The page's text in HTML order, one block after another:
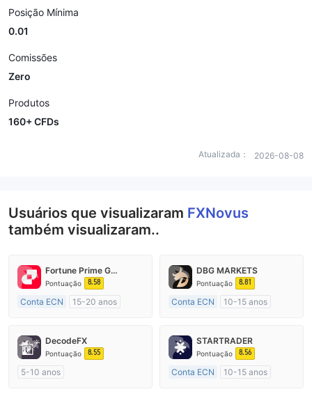
Posição Mínima
0.01
Comissões
Zero
Produtos
160+ CFDs
Atualizada： 2026-08-08
Usuários que visualizaram FXNovus
também visualizaram..
Fortune Prime Global
Pontuação 8.58
Conta ECN
15-20 anos
Market Marketing (MM)
Etiqueta principal MT4
DBG MARKETS
Pontuação 8.81
Conta ECN
10-15 anos
Market Marketing (MM)
Etiqueta principal MT4
DecodeFX
Pontuação 8.55
5-10 anos
STARTRADER
Pontuação 8.56
Conta ECN
10-15 anos